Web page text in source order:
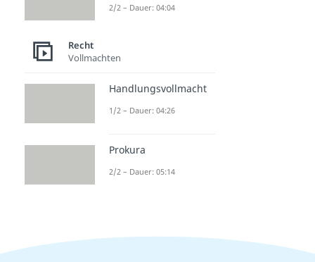
2/2 – Dauer: 04:04
Recht
Vollmachten
Handlungsvollmacht
1/2 – Dauer: 04:26
Prokura
2/2 – Dauer: 05:14